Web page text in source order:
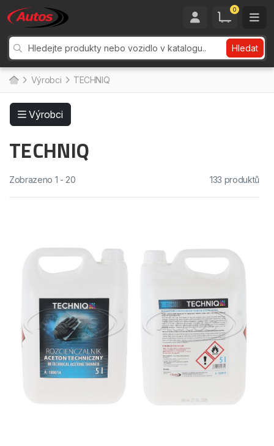
0
Hledat
Výrobci TECHNIQ
Výrobci
TECHNIQ
Zobrazeno 1 - 20 133 produktů